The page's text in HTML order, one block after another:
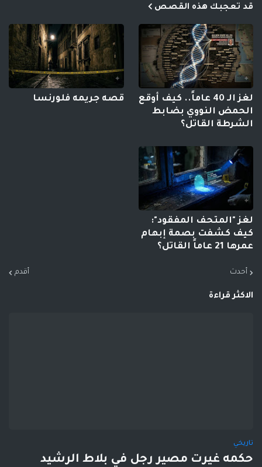
قد تعجبك هذه القصص
لغز الـ 40 عاماً.. كيف أوقع
الحمض النووي بضابط
الشرطة القاتل؟
قصه جريمه فلورنسا
لغز "المتحف المفقود":
كيف كشفت بصمة إبهام
عمرها 21 عاماً القاتل؟
أحدث أقدم
الاكثر قراءة
تاريخي
حكمه غيرت مصير رجل في بلاط الرشيد